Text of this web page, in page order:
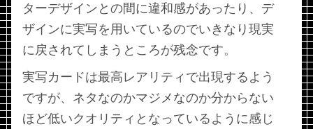
ターデザインとの間に違和感があったり、デ
ザインに実写を用いているのでいきなり現実
に戻されてしまうところが残念です。
実写カードは最高レアリティで出現するよう
ですが、ネタなのかマジメなのか分からない
ほど低いクオリティとなっているように感じ